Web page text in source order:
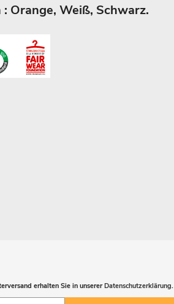
Orange, Weiß, Schwarz.
erhalten Sie in unsererDatenschutzerklärung.